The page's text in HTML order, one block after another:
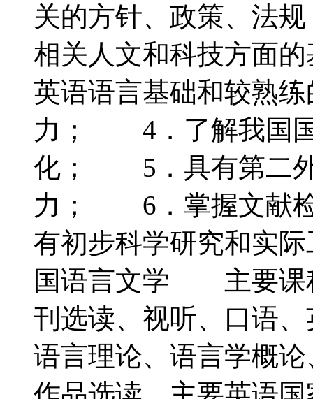
关的方针、政策、法
相关人文和科技方面
英语语言基础和较熟
力； 4．了解我国国
化； 5．具有第二外
力； 6．掌握文献检
有初步科学研究和实
国语言文学 主要课
刊选读、视听、口语
语言理论、语言学概